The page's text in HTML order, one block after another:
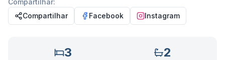
Compartilhar:
Compartilhar
Facebook Instagram
3 2